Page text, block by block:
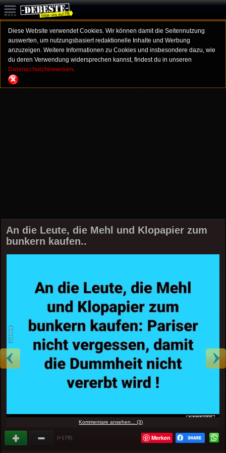
Diese Website verwendet Cookies. Wir können damit die Seitennutzung
auswerten, um nutzungsbasiert redaktionelle Inhalte und Werbung
anzuzeigen. Weitere Informationen zu Cookies und insbesondere dazu, wie
du deren Verwendung widersprechen kannst, findest du in unseren
Datenschutzhinweisen.
An die Leute, die Mehl und Klopapier zum
bunkern kaufen..
Kommentare ansehen... (3)
(+178) Merken